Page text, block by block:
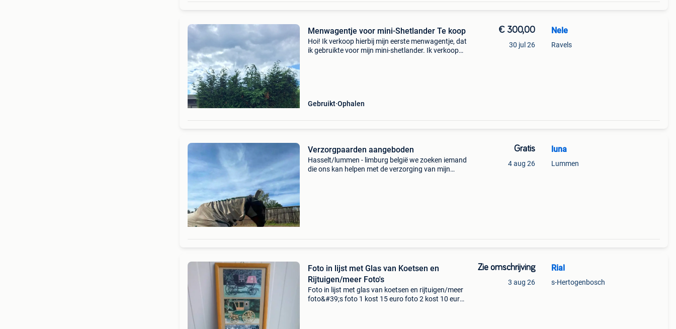
Menwagentje voor mini-Shetlander Te koop
Hoi! Ik verkoop hierbij mijn eerste menwagentje, dat
ik gebruikte voor mijn mini-shetlander. Ik verkoop
Gebruikt Ophalen
€ 300,00
30 jul 26
Nele
Ravels
Verzorgpaarden aangeboden
Hasselt/lummen - limburg belgië we zoeken iemand
die ons kan helpen met de verzorging van mijn
Gratis
4 aug 26
luna
Lummen
Foto in lijst met Glas van Koetsen en
Rijtuigen/meer Foto's
Foto in lijst met glas van koetsen en rijtuigen/meer
foto&#39;s foto 1 kost 15 euro foto 2 kost 10 euro
Zie omschrijving
3 aug 26
Rial
s-Hertogenbosch